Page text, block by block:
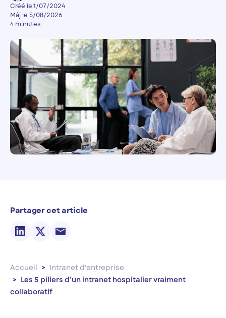
Créé le 1/07/2024
Màj le 5/08/2026
4 minutes
Partager cet article
Accueil
Intranet d'entreprise
Les 5 piliers d’un intranet hospitalier vraiment
collaboratif